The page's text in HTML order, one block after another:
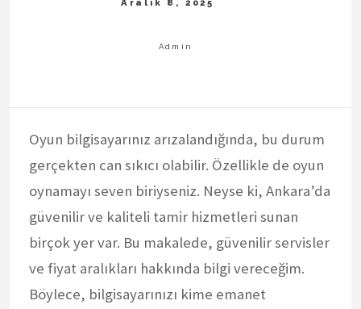
Oyun bilgisayarınız arızalandığında, bu durum
gerçekten can sıkıcı olabilir. Özellikle de oyun
oynamayı seven biriyseniz. Neyse ki, Ankara’da
güvenilir ve kaliteli tamir hizmetleri sunan
birçok yer var. Bu makalede, güvenilir servisler
ve fiyat aralıkları hakkında bilgi vereceğim.
Böylece, bilgisayarınızı kime emanet